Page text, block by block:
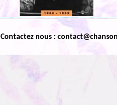
Contactez nous :